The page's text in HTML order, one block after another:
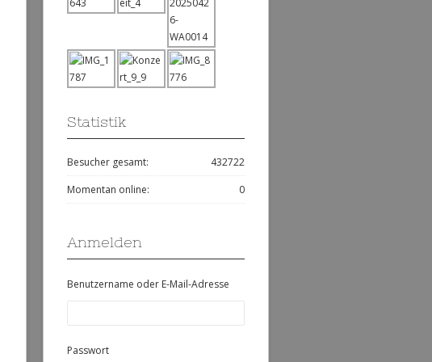
Statistik
432722
Besucher gesamt:
0
Momentan online:
Anmelden
Benutzername oder E-Mail-Adresse
Passwort